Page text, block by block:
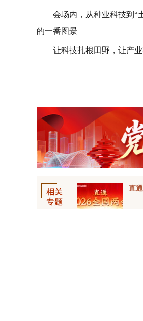
会场内，从种业科技到“土
的一番图景——
让科技扎根田野，让产业
直